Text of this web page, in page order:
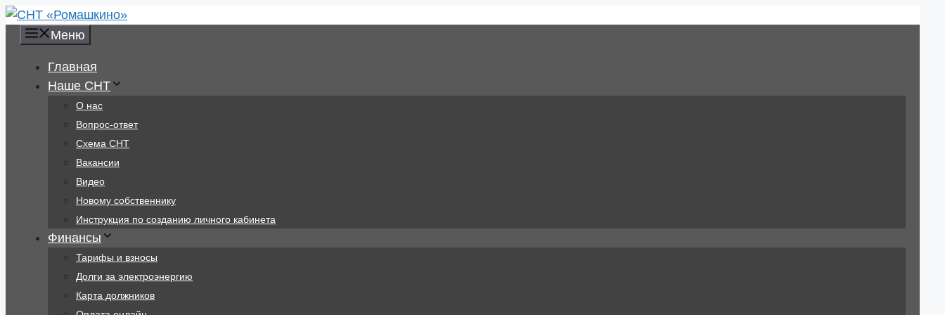
Перейти
Меню
Главная
Наше СНТ
О нас
Вопрос-ответ
Схема СНТ
Вакансии
Видео
Новому собственнику
Инструкция по созданию личного кабинета
Финансы
Тарифы и взносы
Долги за электроэнергию
Карта должников